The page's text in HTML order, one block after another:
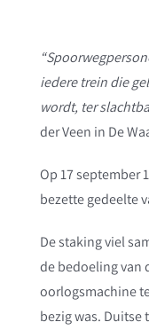
iedere trein die
wordt, ter
der Veen in De
Op 17 september
bezette gedeelte
De staking viel
de bedoeling van
oorlogsmachine
bezig was. Duitse